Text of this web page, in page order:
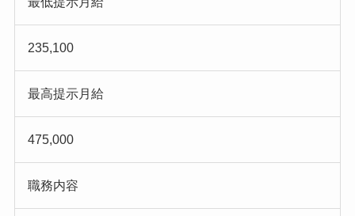
235,100
最高提示月給
475,000
職務内容